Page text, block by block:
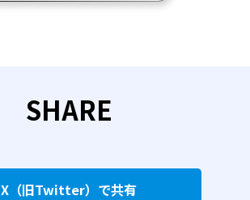
SHARE
X（旧Twitter）で共有